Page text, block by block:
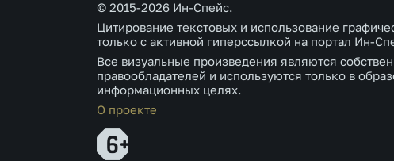
© 2015-2026 Ин-Спейс.
Цитирование текстовых и использование
только с активной гиперссылкой на портал Ин-
Все визуальные произведения являются
правообладателей и используются только в
информационных целях.
О проекте